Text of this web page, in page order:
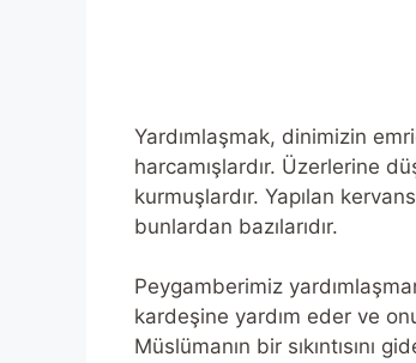
Yardımlaşmak, dinimizin
harcamışlardır. Üzerlerine
kurmuşlardır. Yapılan
bunlardan bazılarıdır.
Peygamberimiz
kardeşine yardım eder ve
Müslümanın bir sıkıntısını